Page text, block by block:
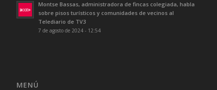
Montse Bassas, administradora de fincas colegiada, habla
sobre pisos turísticos y comunidades de vecinos al
Telediario de TV3
7 de agosto de 2024 - 12:54
MENÚ